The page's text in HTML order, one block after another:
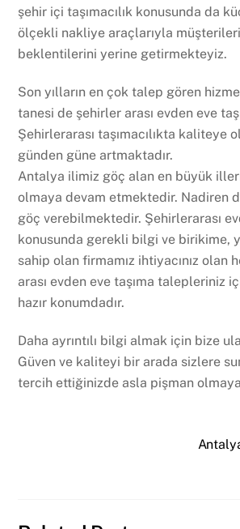
şehir içi taşımacılık konusunda da
ölçekli nakliye araçlarıyla
beklentilerini yerine getirmekteyiz.
Son yılların en çok talep gören
tanesi de şehirler arası evden eve
Şehirlerarası taşımacılıkta kaliteye
günden güne artmaktadır.
Antalya ilimiz göç alan en büyük
olmaya devam etmektedir. Nadiren
göç verebilmektedir. Şehirlerarası
konusunda gerekli bilgi ve birikime,
sahip olan firmamız ihtiyacınız olan
arası evden eve taşıma talepleriniz
hazır konumdadır.
Daha ayrıntılı bilgi almak için bize
Güven ve kaliteyi bir arada sizlere
tercih ettiğinizde asla pişman